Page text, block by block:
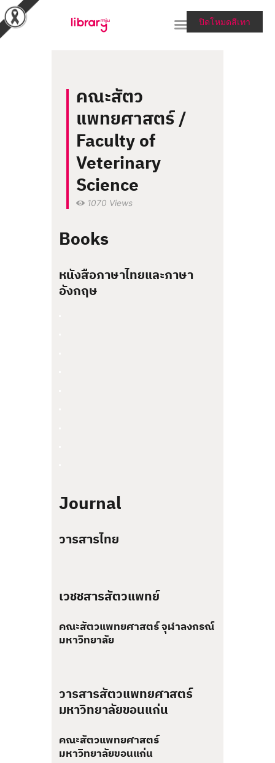
RESEARCH TOOLS &
COLLECTIONS
SERVICES & HELP
ABOUT THE LIBRARY
สายตรงผู้อำนวยการ
คณะสัตว
แพทยศาสตร์ /
Faculty of
Veterinary
Science
1070 Views
Books
หนังสือภาษาไทยและภาษา
อังกฤษ
Journal
วารสารไทย
เวชชสารสัตวแพทย์
คณะสัตวแพทยศาสตร์ จุฬาลงกรณ์
มหาวิทยาลัย
วารสารสัตวแพทยศาสตร์
มหาวิทยาลัยขอนแก่น
คณะสัตวแพทยศาสตร์
มหาวิทยาลัยขอนแก่น
ปิดโหมดสีเทา